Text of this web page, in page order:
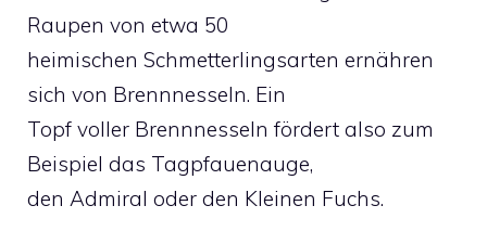
Raupen von etwa 50
heimischen Schmetterlingsarten ernähren
sich von Brennnesseln. Ein
Topf voller Brennnesseln fördert also zum
Beispiel das Tagpfauenauge,
den Admiral oder den Kleinen Fuchs.